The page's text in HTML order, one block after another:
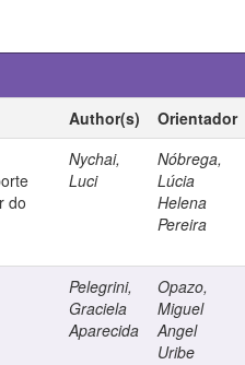
Author(s) Orientador
do
Nychai,
Luci
Nóbrega,
Lúcia
Helena
Pereira
Pelegrini,
Graciela
Aparecida
Opazo,
Miguel
Angel
Uribe